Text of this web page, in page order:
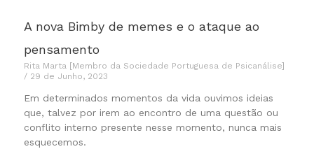
A nova Bimby de memes e o ataque ao
pensamento
Rita Marta [Membro da Sociedade Portuguesa de Psicanálise]
29 de Junho, 2023
Em determinados momentos da vida ouvimos ideias
que, talvez por irem ao encontro de uma questão ou
conflito interno presente nesse momento, nunca mais
esquecemos.